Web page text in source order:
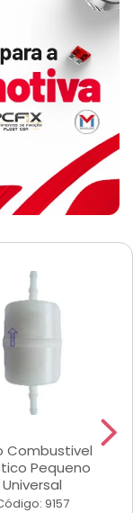
Combustivel
Pequeno
Universal
9157